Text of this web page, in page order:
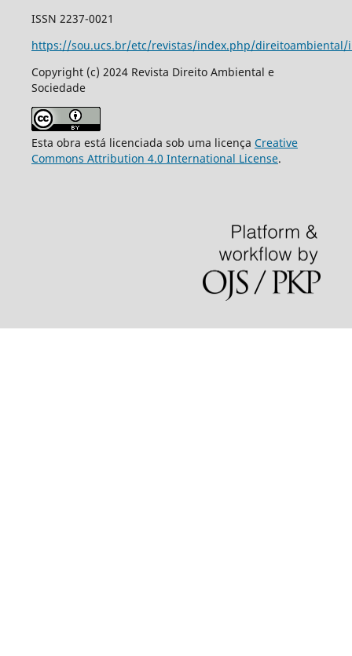
ISSN 2237-0021
https://sou.ucs.br/etc/revistas/index.php/direitoambiental/
Copyright (c) 2024 Revista Direito Ambiental e
Sociedade
Esta obra está licenciada sob uma licença Creative
Commons Attribution 4.0 International License.